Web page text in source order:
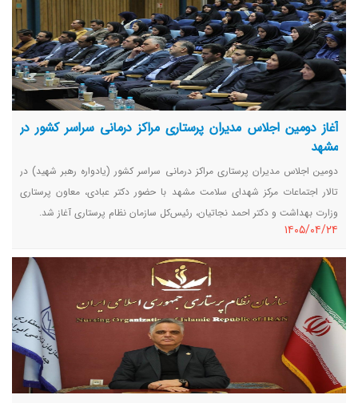
آغاز دومین اجلاس مدیران پرستاری مراکز درمانی سراسر کشور در
مشهد
دومین اجلاس مدیران پرستاری مراکز درمانی سراسر کشور (یادواره رهبر شهید) در
تالار اجتماعات مرکز شهدای سلامت مشهد با حضور دکتر عبادی، معاون پرستاری
وزارت بهداشت و دکتر احمد نجاتیان، رئیس‌کل سازمان نظام پرستاری آغاز شد.
١٤٠٥/٠٤/٢٤